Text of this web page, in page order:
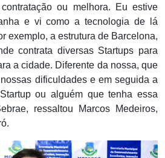
ou melhora. Eu estive
e vi como a tecnologia de lá
exemplo, a estrutura de Barcelona,
contrata diversas Startups para
a cidade. Diferente da nossa, que
dificuldades e em seguida a
ou alguém que tenha essa
ressaltou Marcos Medeiros,